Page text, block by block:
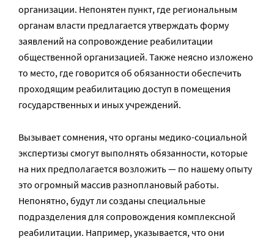
организации. Непонятен пункт, где региональным
органам власти предлагается утверждать форму
заявлений на сопровождение реабилитации
общественной организацией. Также неясно изложено
то место, где говорится об обязанности обеспечить
проходящим реабилитацию доступ в помещения
государственных и иных учреждений.
Вызывает сомнения, что органы медико-социальной
экспертизы смогут выполнять обязанности, которые
на них предполагается возложить — по нашему опыту
это огромный массив разноплановый работы.
Непонятно, будут ли созданы специальные
подразделения для сопровождения комплексной
реабилитации. Например, указывается, что они